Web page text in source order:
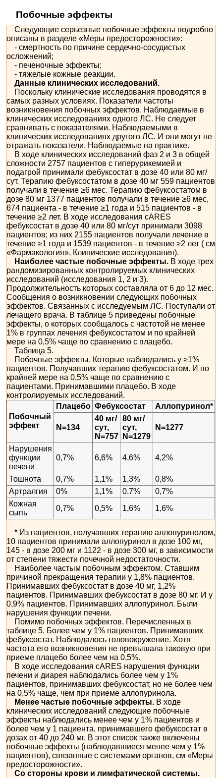
Побочные эффекты
Следующие серьезные побочные эффекты подробно
описаны в разделе «Меры предосторожности»:
- смертность по причине сердечно-сосудистых
осложнений;
- печеночные эффекты;
- тяжелые кожные реакции.
Данные клинических исследований.
Поскольку клинические исследования проводятся в
самых разных условиях. Показатели частоты
возникновения побочных эффектов. Наблюдаемые в
клинических исследованиях одного ЛС. Не следует
сравнивать с показателями. Наблюдаемыми в
клинических исследованиях другого ЛС. И они могут не
отражать показатели. Наблюдаемые на практике.
В ходе клинических исследований фаз 2 и 3 в общей
сложности 2757 пациентов с гиперурикемией и
подагрой принимали фебуксостат в дозе 40 или 80 мг/
сут. Терапию фебуксостатом в дозе 40 мг 559 пациентов
получали в течение ≥6 мес. Терапию фебуксостатом в
дозе 80 мг 1377 пациентов получали в течение ≥6 мес,
674 пациента - в течение ≥1 года и 515 пациентов - в
течение ≥2 лет. В ходе исследования сARES
фебуксостат в дозе 40 или 80 мг/сут принимали 3098
пациентов; из них 2155 пациентов получали лечение в
течение ≥1 года и 1539 пациентов - в течение ≥2 лет ( см
«Фармакология», Клинические исследования).
Наиболее частые побочные эффекты. В ходе трех
рандомизированных контролируемых клинических
исследований (исследования 1, 2 и 3).
Продолжительность которых составляла от 6 до 12 мес.
Сообщения о возникновении следующих побочных
эффектов. Связанных с исследуемым ЛС. Поступали от
лечащего врача. В таблице 5 приведены побочные
эффекты, о которых сообщалось с частотой не менее
1% в группах лечения фебуксостатом и по крайней
мере на 0,5% чаще по сравнению с плацебо.
Таблица 5.
Побочные эффекты. Которые наблюдались у ≥1%
пациентов. Получавших терапию фебуксостатом. И по
крайней мере на 0,5% чаще по сравнению с
пациентами. Принимавшими плацебо. В ходе
контролируемых исследований.
Побочный
эффект
Плацебо Фебуксостат Аллопуринол*
N=134
40 мг/
сут,
N=757
80 мг/
сут,
N=1279
N=1277
Нарушения
функции
печени
0,7% 6,6% 4,6% 4,2%
Тошнота 0,7% 1,1% 1,3%
0,8%
Артралгия
0% 1,1% 0,7%
0,7%
Кожная
сыпь
0,7% 0,5% 1,6% 1,6%
* Из пациентов, получавших терапию аллопуринолом,
10 пациентов принимали аллопуринол в дозе 100 мг,
145 - в дозе 200 мг и 1122 - в дозе 300 мг, в зависимости
от степени тяжести почечной недостаточности.
Наиболее частым побочным эффектом. Ставшим
причиной прекращения терапии у 1,8% пациентов.
Принимавших фебуксостат в дозе 40 мг, 1,2%
пациентов. Принимавших фебуксостат в дозе 80 мг. И у
0,9% пациентов. Принимавших аллопуринол. Были
нарушения функции печени.
Помимо побочных эффектов. Перечисленных в
таблице 5. Более чем у 1% пациентов. Принимавших
фебуксостат. Наблюдалось головокружение. Хотя
частота его возникновения не превышала таковую при
приеме плацебо более чем на 0,5%.
В ходе исследования сARES нарушения функции
печени и диарея наблюдались более чем у 1%
пациентов, принимавших фебуксостат, но не более чем
на 0,5% чаще, чем при приеме аллопуринола.
Менее частые побочные эффекты. В ходе
клинических исследований следующие побочные
эффекты наблюдались менее чем у 1% пациентов и
более чем у 1 пациента, принимавшего фебуксостат в
дозах от 40 до 240 мг. В этот список также включены
побочные эффекты (наблюдавшиеся менее чем у 1%
пациентов), связанные с системами органов, см «Меры
предосторожности».
Со стороны крови и лимфатической системы.